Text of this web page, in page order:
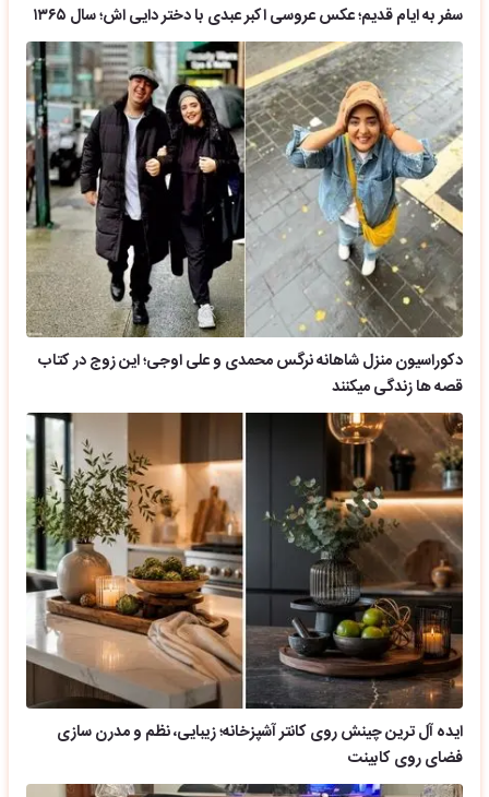
سفر به ایام قدیم؛ عکس عروسی اکبر عبدی با دختر دایی اش؛ سال ۱۳۶۵
دکوراسیون منزل شاهانه نرگس محمدی و علی اوجی؛ این زوج در کتاب
قصه ها زندگی میکنند
ایده آل ترین چینش روی کانتر آشپزخانه؛ زیبایی، نظم و مدرن سازی
فضای روی کابینت